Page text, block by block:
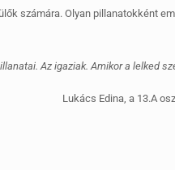
számára. Olyan pillanatokként
Az igaziak. Amikor a lelked
Lukács Edina, a 13.A